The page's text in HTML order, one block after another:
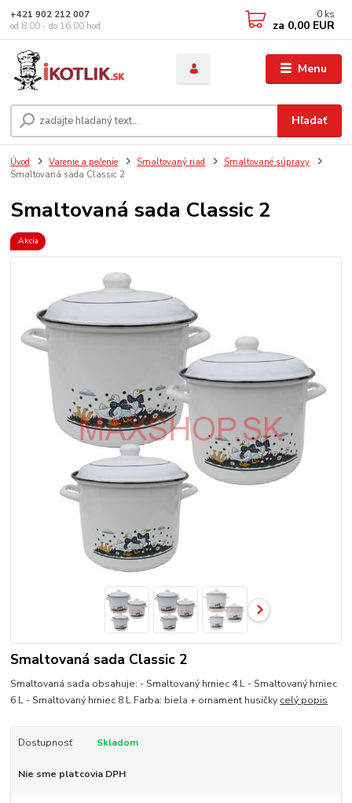
Menu
Hľadať
+421 902 212 007
od 8:00 - do 16:00 hod
0 ks
za 0,00 EUR
Úvod Varenie a pečenie Smaltovaný riad
Smaltované súpravy
Smaltovaná sada Classic 2
Smaltovaná sada Classic 2
Akcia
Smaltovaná sada Classic 2
Smaltovaná sada obsahuje: - Smaltovaný hrniec 4 L - Smaltovaný hrniec
6 L - Smaltovaný hrniec 8 L Farba: biela + ornament husičky celý popis
Dostupnosť Skladom
Nie sme platcovia DPH